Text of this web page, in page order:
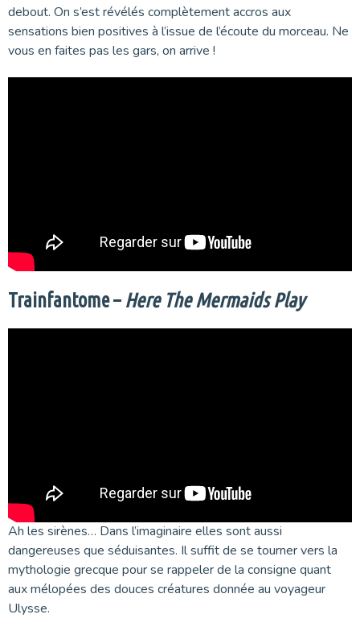
debout. On s’est révélés complètement accros aux
sensations bien positives à l’issue de l’écoute du morceau. Ne
vous en faites pas les gars, on arrive !
Trainfantome – Here The Mermaids Play
Ah les sirènes… Dans l’imaginaire elles sont aussi
dangereuses que séduisantes. Il suffit de se tourner vers la
mythologie grecque pour se rappeler de la consigne quant
aux mélopées des douces créatures donnée au voyageur
Ulysse.